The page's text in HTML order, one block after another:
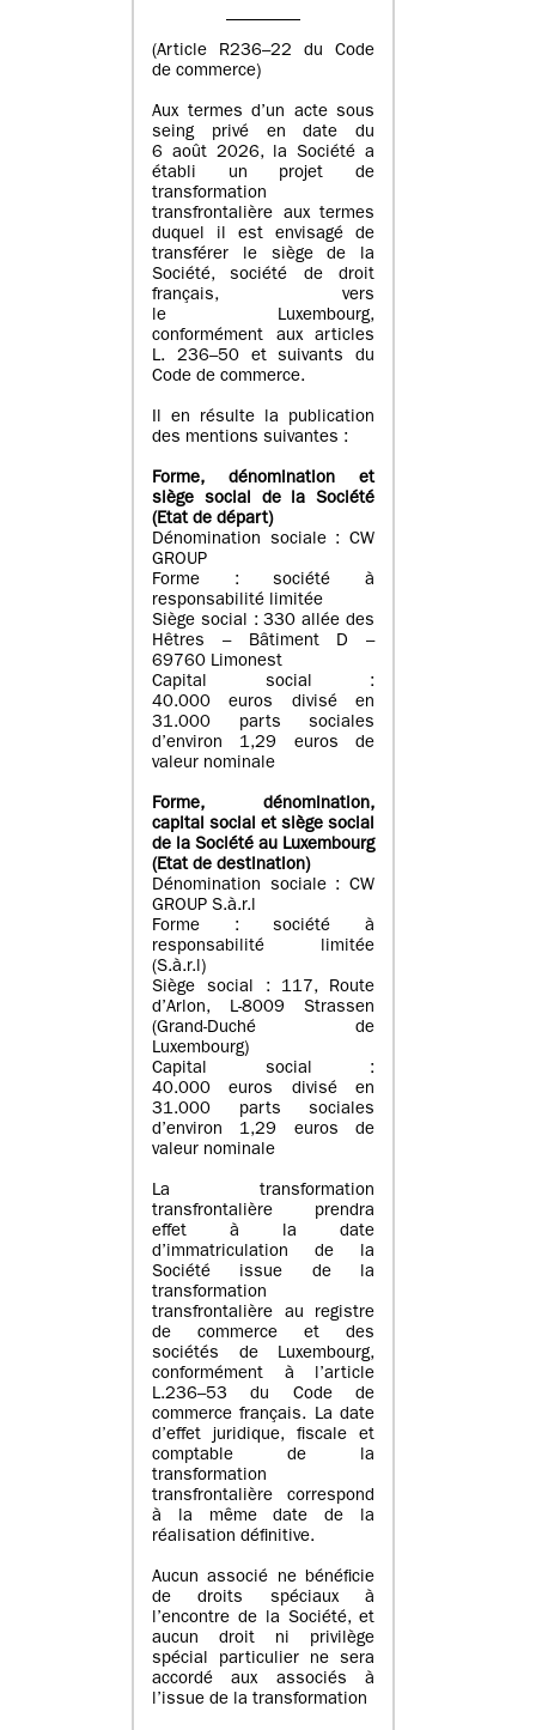
(Article R236–22 du Code
de commerce)
Aux termes d’un acte sous
seing privé en date du
6 août 2026, la Société a
établi un projet de
transformation
transfrontalière aux termes
duquel il est envisagé de
transférer le siège de la
Société, société de droit
français, vers
le Luxembourg,
conformément aux articles
L. 236–50 et suivants du
Code de commerce.
Il en résulte la publication
des mentions suivantes :
Forme, dénomination et
siège social de la Société
(Etatde départ)
Dénomination sociale : CW
GROUP
Forme : société à
responsabilité limitée
Siège social : 330 allée des
Hêtres – Bâtiment D –
69760 Limonest
Capital social :
40.000 euros divisé en
31.000 parts sociales
d’environ 1,29 euros de
valeur nominale
Forme, dénomination,
capital social et siège social
de la Société au Luxembourg
(Etat de destination)
Dénomination sociale : CW
GROUP S.à.r.l
Forme : société à
responsabilité limitée
(S.à.r.l)
Siège social : 117, Route
d’Arlon, L-8009 Strassen
(Grand-Duché de
Luxembourg)
Capital social :
40.000 euros divisé en
31.000 parts sociales
d’environ 1,29 euros de
valeur nominale
La transformation
transfrontalière prendra
effet à la date
d’immatriculation de la
Société issue de la
transformation
transfrontalière au registre
de commerce et des
sociétés de Luxembourg,
conformément à l’article
L.236–53 du Code de
commerce français. La date
d’effet juridique, fiscale et
comptable de la
transformation
transfrontalière correspond
à la même date de la
réalisation définitive.
Aucun associé ne bénéficie
de droits spéciaux à
l’encontre de la Société, et
aucun droit ni privilège
spécial particulier ne sera
accordé aux associés à
l’issue de la transformation